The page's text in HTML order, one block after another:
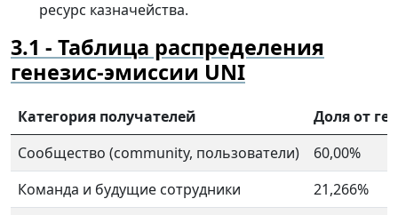
ресурс казначейства.
Таблица распределения
генезис-эмиссии UNI
Категория получателей
Доля от
Сообщество (community, пользователи)
60,00%
Команда и будущие сотрудники
21,266%